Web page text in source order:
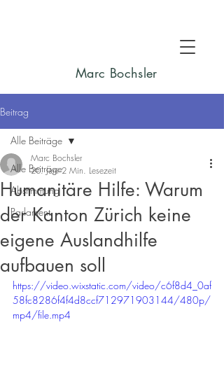
Marc Bochsler
Beitrag
Alle Beiträge
Abstimmung
Parlament
Alle Beiträge
Humanitäre Hilfe: Warum
der Kanton Zürich keine
eigene Auslandhilfe
aufbauen soll
Marc Bochsler
20. Juni 2 Min. Lesezeit
https://video.wixstatic.com/video/c6f8d4_0af
58fc8286f4f4d8ccf712971903144/480p/
mp4/file.mp4